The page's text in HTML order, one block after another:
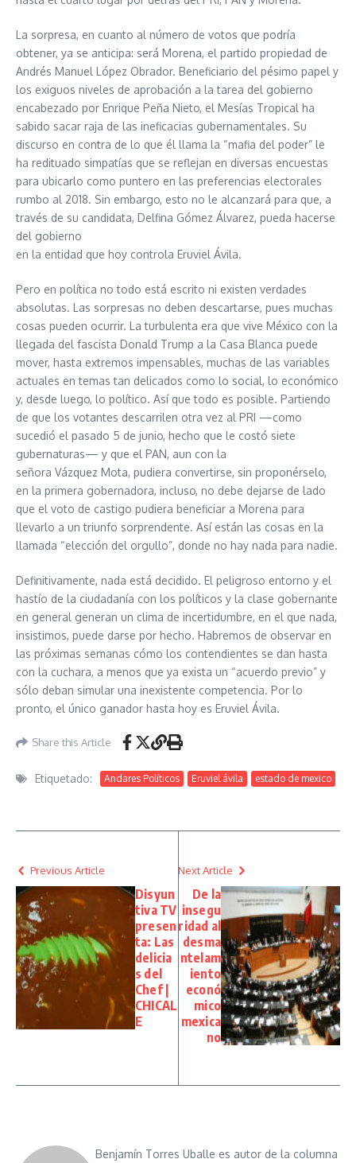
La sorpresa, en cuanto al número de votos que podría
obtener, ya se anticipa: será Morena, el partido propiedad de
Andrés Manuel López Obrador. Beneficiario del pésimo papel y
los exiguos niveles de aprobación a la tarea del gobierno
encabezado por Enrique Peña Nieto, el Mesías Tropical ha
sabido sacar raja de las ineficacias gubernamentales. Su
discurso en contra de lo que él llama la “mafia del poder” le
ha redituado simpatías que se reflejan en diversas encuestas
para ubicarlo como puntero en las preferencias electorales
rumbo al 2018. Sin embargo, esto no le alcanzará para que, a
través de su candidata, Delfina Gómez Álvarez, pueda hacerse
del gobierno
en la entidad que hoy controla Eruviel Ávila.
Pero en política no todo está escrito ni existen verdades
absolutas. Las sorpresas no deben descartarse, pues muchas
cosas pueden ocurrir. La turbulenta era que vive México con la
llegada del fascista Donald Trump a la Casa Blanca puede
mover, hasta extremos impensables, muchas de las variables
actuales en temas tan delicados como lo social, lo económico
y, desde luego, lo político. Así que todo es posible. Partiendo
de que los votantes descarrilen otra vez al PRI —como
sucedió el pasado 5 de junio, hecho que le costó siete
gubernaturas— y que el PAN, aun con la
señora Vázquez Mota, pudiera convertirse, sin proponérselo,
en la primera gobernadora, incluso, no debe dejarse de lado
que el voto de castigo pudiera beneficiar a Morena para
llevarlo a un triunfo sorprendente. Así están las cosas en la
llamada “elección del orgullo”, donde no hay nada para nadie.
Definitivamente, nada está decidido. El peligroso entorno y el
hastío de la ciudadanía con los políticos y la clase gobernante
en general generan un clima de incertidumbre, en el que nada,
insistimos, puede darse por hecho. Habremos de observar en
las próximas semanas cómo los contendientes se dan hasta
con la cuchara, a menos que ya exista un “acuerdo previo” y
sólo deban simular una inexistente competencia. Por lo
pronto, el único ganador hasta hoy es Eruviel Ávila.
Share this Article
Etiquetado: Andares Políticos Eruviel ávila estado de mexico
Previous Article
Disyun
tiva TV
presen
ta: Las
delicia
s del
Chef |
CHICAL
E
Next Article
De la
insegu
ridad al
desma
ntelam
iento
econó
mico
mexica
no
Benjamín Torres Uballe es autor de la columna